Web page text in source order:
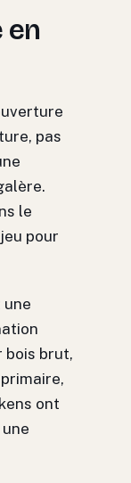
en
pas
le
pour
une
bois brut,
ont